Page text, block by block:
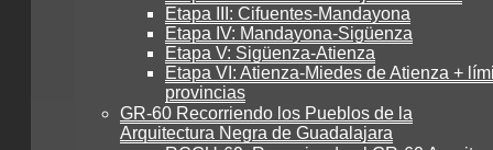
Etapa III: Cifuentes-Mandayona
Etapa IV: Mandayona-Sigüenza
Etapa V: Sigüenza-Atienza
Etapa VI: Atienza-Miedes de Atienza +
provincias
GR-60 Recorriendo los Pueblos de la
Arquitectura Negra de Guadalajara